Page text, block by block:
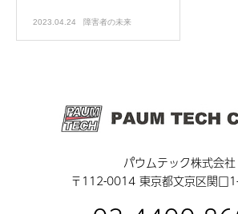
2023.04.24 障害者の未来
パウムテック株式会社
〒112-0014 東京都文京区関口